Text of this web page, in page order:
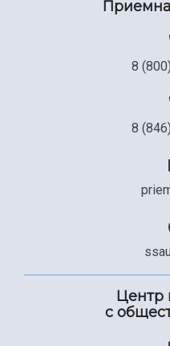
Официальные
8
8
Центр
с